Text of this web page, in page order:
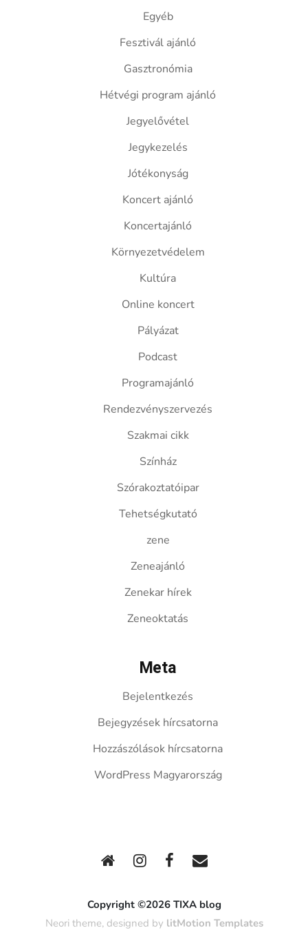
Egyéb
Fesztivál ajánló
Gasztronómia
Hétvégi program ajánló
Jegyelővétel
Jegykezelés
Jótékonyság
Koncert ajánló
Koncertajánló
Környezetvédelem
Kultúra
Online koncert
Pályázat
Podcast
Programajánló
Rendezvényszervezés
Szakmai cikk
Színház
Szórakoztatóipar
Tehetségkutató
zene
Zeneajánló
Zenekar hírek
Zeneoktatás
Meta
Bejelentkezés
Bejegyzések hírcsatorna
Hozzászólások hírcsatorna
WordPress Magyarország
Copyright ©2026 TIXA blog
Neori theme, designed by litMotion Templates